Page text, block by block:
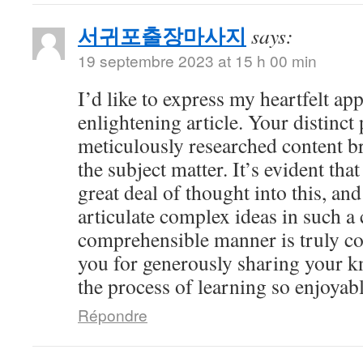
서귀포출장마사지 says:
19 septembre 2023 at 15 h 00 min
I’d like to express my heartfelt
enlightening article. Your distinct
meticulously researched content
the subject matter. It’s evident
great deal of thought into this,
articulate complex ideas in such a
comprehensible manner is truly
you for generously sharing your
the process of learning so
Répondre